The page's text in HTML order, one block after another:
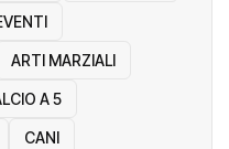
ARTI MARZIALI
A 5
CANI